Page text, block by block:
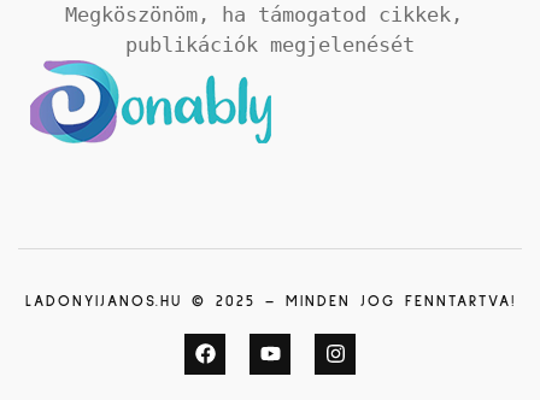
Megköszönöm, ha támogatod cikkek,
publikációk megjelenését
LADONYIJANOS.HU © 2025 – MINDEN JOG FENNTARTVA!